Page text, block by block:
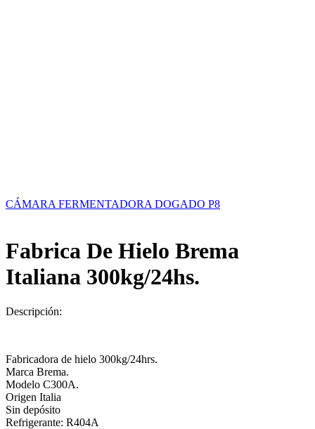
CÁMARA FERMENTADORA DOGADO P8
Fabrica De Hielo Brema
Italiana 300kg/24hs.
Descripción:
Fabricadora de hielo 300kg/24hrs.
Marca Brema.
Modelo C300A.
Origen Italia
Sin depósito
Refrigerante: R404A